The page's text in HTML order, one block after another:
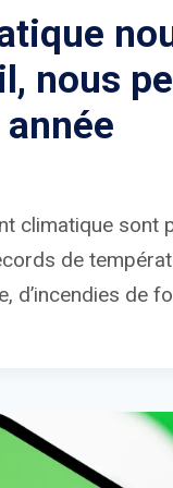
nous
climatique sont
de
d’incendies de